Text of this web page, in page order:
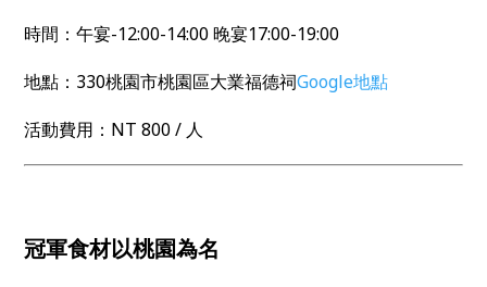
時間：午宴-12:00-14:00 晚宴17:00-19:00
地點：330桃園市桃園區大業福德祠Google地點
活動費用：NT 800 / 人
冠軍食材以桃園為名